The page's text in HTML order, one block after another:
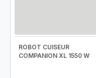
ROBOT CUISEUR
COMPANION XL 1550 W